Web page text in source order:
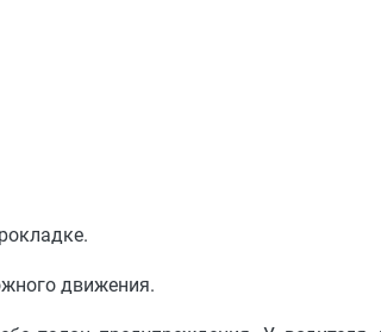
движения.